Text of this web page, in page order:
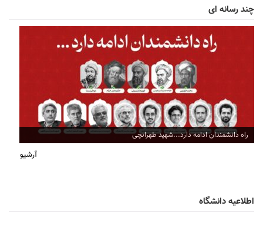
چند رسانه ای
راه دانشمندان ادامه دارد...شهید طهرانچی
آرشیو
اطلاعیه دانشگاه